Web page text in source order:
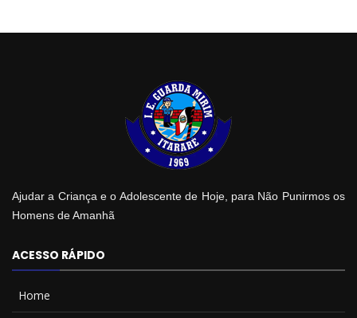
Ajudar a Criança e o Adolescente de Hoje, para Não Punirmos os
Homens de Amanhã
ACESSO RÁPIDO
Home